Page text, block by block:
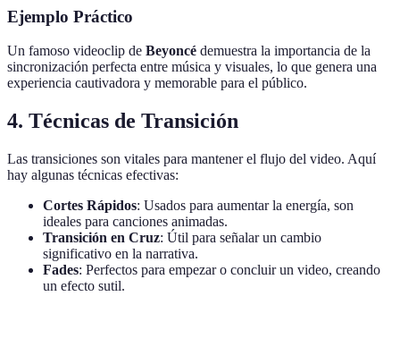
Ejemplo Práctico
Un famoso videoclip de Beyoncé demuestra la importancia de la
sincronización perfecta entre música y visuales, lo que genera una
experiencia cautivadora y memorable para el público.
4. Técnicas de Transición
Las transiciones son vitales para mantener el flujo del video. Aquí
hay algunas técnicas efectivas:
Cortes Rápidos: Usados para aumentar la energía, son
ideales para canciones animadas.
Transición en Cruz: Útil para señalar un cambio
significativo en la narrativa.
Fades: Perfectos para empezar o concluir un video, creando
un efecto sutil.